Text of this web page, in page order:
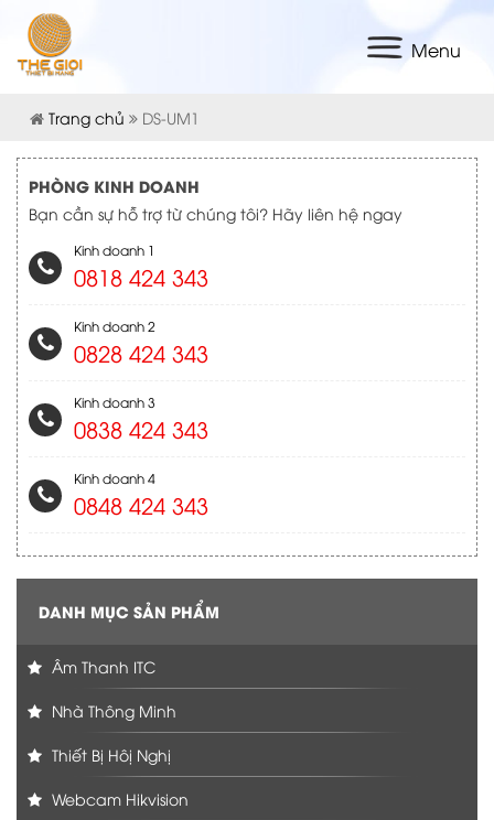
Menu
Trang chủ DS-UM1
PHÒNG KINH DOANH
Bạn cần sự hỗ trợ từ chúng tôi? Hãy liên hệ ngay
Kinh doanh 1
0818 424 343
Kinh doanh 2
0828 424 343
Kinh doanh 3
0838 424 343
Kinh doanh 4
0848 424 343
DANH MỤC SẢN PHẨM
Âm Thanh ITC
Nhà Thông Minh
Thiết Bị Hôị Nghị
Webcam Hikvision